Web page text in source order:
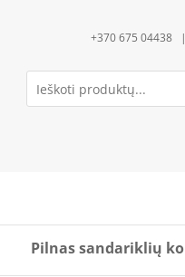
+370 675 04438
Pilnas sandariklių